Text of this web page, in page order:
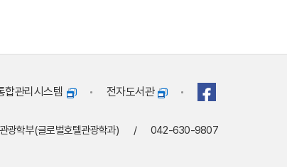
합관리시스템 전자도서관
광학부(글로벌호텔관광학과) /
042-630-9807